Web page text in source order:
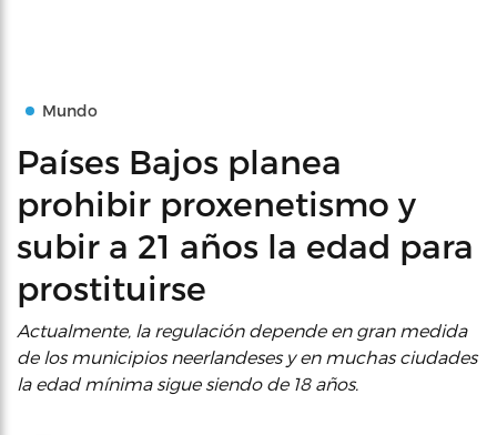
Mundo
Países Bajos planea
prohibir proxenetismo y
subir a 21 años la edad para
prostituirse
Actualmente, la regulación depende en gran medida
de los municipios neerlandeses y en muchas ciudades
la edad mínima sigue siendo de 18 años.